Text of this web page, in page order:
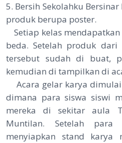
5. Bersih Sekolahku
produk berupa poster.
Setiap kelas
beda. Setelah produk
tersebut sudah di buat,
kemudian di tampilkan di
Acara gelar karya
dimana para siswa siswi
mereka di sekitar aula
Muntilan. Setelah para
menyiapkan stand karya